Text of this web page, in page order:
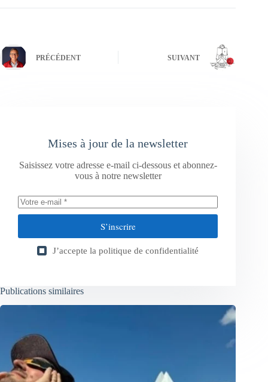
PRÉCÉDENT SUIVANT
Mises à jour de la newsletter
Saisissez votre adresse e-mail ci-dessous et abonnez-
vous à notre newsletter
S’inscrire
J’accepte la politique de confidentialité
Publications similaires